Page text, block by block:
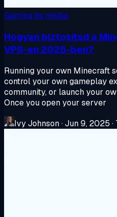
Gaming és média
Hogyan biztosítsd a
VPS-en 2025-ben?
Running your own Minecraft
control your own gameplay
community, or launch your
Once you open your server
Ivy Johnson·Jun 9, 2025 ·